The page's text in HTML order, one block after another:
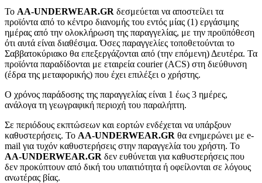
To AA-UNDERWEAR.GR δεσμεύεται να αποστείλει τα
προϊόντα από το κέντρο διανομής του εντός μίας (1) εργάσιμης
ημέρας από την ολοκλήρωση της παραγγελίας, με την προϋπόθεση
ότι αυτά είναι διαθέσιμα. Όσες παραγγελίες τοποθετούνται το
Σαββατοκύριακο θα επεξεργάζονται από (την επόμενη) Δευτέρα. Τα
προϊόντα παραδίδονται με εταιρεία courier (ACS) στη διεύθυνση
(έδρα της μεταφορικής) που έχει επιλέξει ο χρήστης.
Ο χρόνος παράδοσης της παραγγελίας είναι 1 έως 3 ημέρες,
ανάλογα τη γεωγραφική περιοχή του παραλήπτη.
Σε περιόδους εκπτώσεων και εορτών ενδέχεται να υπάρξουν
καθυστερήσεις. Το AA-UNDERWEAR.GR θα ενημερώνει με e-
mail για τυχόν καθυστερήσεις στην παραγγελία του χρήστη. Το
AA-UNDERWEAR.GR δεν ευθύνεται για καθυστερήσεις που
δεν προκύπτουν από δική του υπαιτιότητα ή οφείλονται σε λόγους
ανωτέρας βίας.